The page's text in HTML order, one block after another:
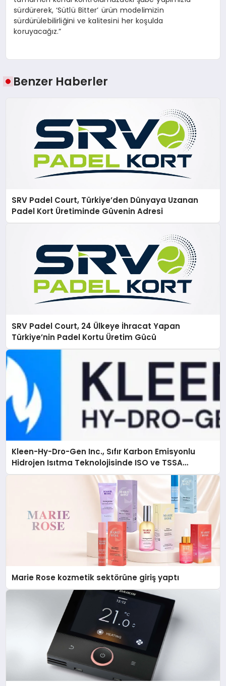
sürdürerek, ‘Sütlü Bitter’ ürün modelimizin
sürdürülebilirliğini ve kalitesini her koşulda
koruyacağız.”
Benzer Haberler
SRV Padel Court, Türkiye’den Dünyaya Uzanan
Padel Kort Üretiminde Güvenin Adresi
SRV Padel Court, 24 Ülkeye İhracat Yapan
Türkiye’nin Padel Kortu Üretim Gücü
Kleen-Hy-Dro-Gen Inc., Sıfır Karbon Emisyonlu
Hidrojen Isıtma Teknolojisinde ISO ve TSSA
Düzenleyici Onaylarını Aldı
Marie Rose kozmetik sektörüne giriş yaptı